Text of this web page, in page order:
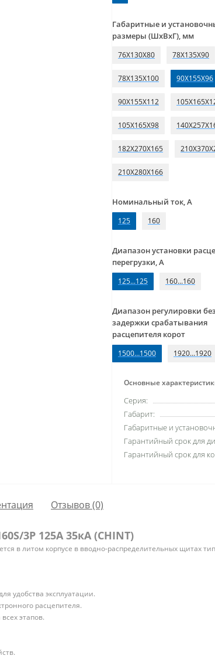
Габаритные и
размеры (ШхВхГ), мм
76X130X80 78X135X90
78X135X100 90X155X96
90X155X112
105X165X98
182X270X165
210X280X166
Номинальный ток, А
125 160
Диапазон установки
перегрузки, А
125...125 160...160
Диапазон регулировки без
задержки срабатывания
расцепителя корот
1500…1500 1920…1920
Основные
Серия:
Габарит:
Габаритные и
Гарантийный срок для
Гарантийный срок для
Отзывов (0)
3Р 125A 35кА (CHINT)
в литом корпусе в вводно-распределительных щитах
удобства эксплуатации.
расцепителя.
этапов.